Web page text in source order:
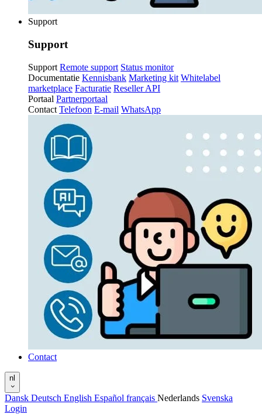
Support
Support
Support Remote support Status monitor
Documentatie Kennisbank Marketing kit Whitelabel
marketplace Facturatie Reseller API
Portaal Partnerportaal
Contact Telefoon E-mail WhatsApp
Contact
nl
Dansk Deutsch English Español français Nederlands Svenska
Login